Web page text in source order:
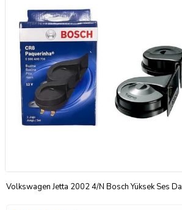
Volkswagen Jetta 2002 4/N Bosch Yüksek Ses